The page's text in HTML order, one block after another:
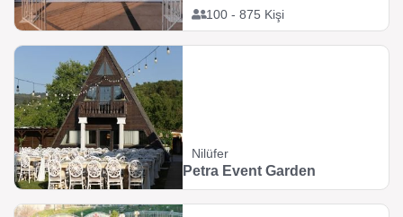
100 - 875 Kişi
Nilüfer
Petra Event Garden